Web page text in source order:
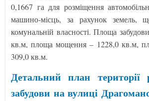
0,1667 га для розміщення
машино-місць, за рахунок земель,
комунальній власності. Площа
кв.м, площа мощення – 1228,0 кв.м,
309,0 кв.м.
Детальний план території
забудови на вулиці